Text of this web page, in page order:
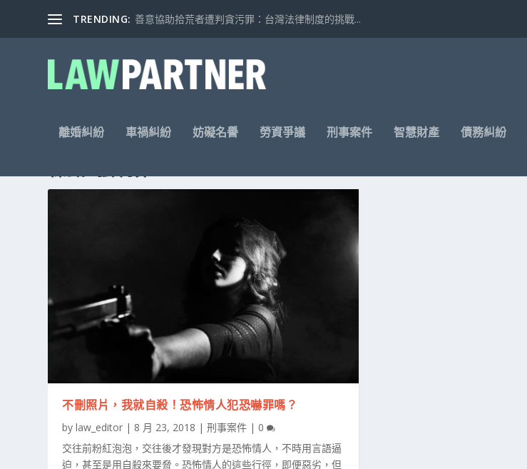
TRENDING: 善意協助拾荒者遭判貪污罪：台灣法律制度的挑戰...
離婚糾紛 車禍糾紛 妨礙名譽 勞資爭議 刑事案件 智慧財產 債務糾紛
不刪照片，我就自殺！恐怖情人犯恐嚇罪嗎？
bylaw_editor | 8 月 23, 2018 |刑事案件 | 0
交往前粉紅泡泡，交往後才發現對方是恐怖情人，不時用言語逼
迫，甚至是用自殺來要脅。恐怖情人的這些行徑，即便惡劣，但